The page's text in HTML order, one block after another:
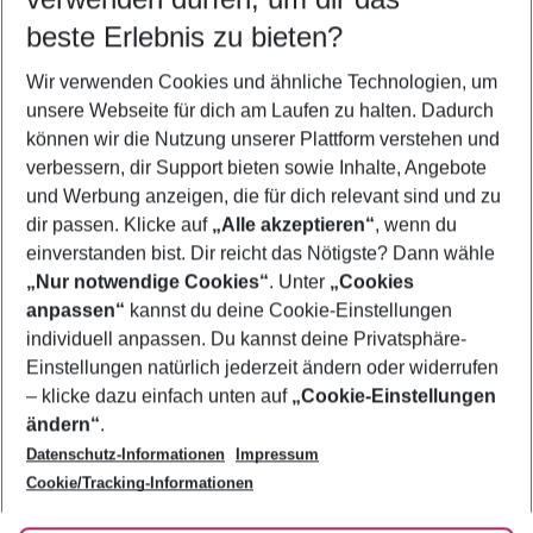
5-8 Nächte
2 Erwachsene Keine Kinder
Mehr Filter anzeigen
Footer
Footer navigation
Über uns
AGB
Bestpreisgarantie
Cookie-Einstellungen ändern
Cookie-Richtlinie
Agenturbetreuung
Barrierefreies Reisen
Folge uns
beste Erlebnis zu bieten?
Wir verwenden Cookies und ähnliche Technologien, um
unsere Webseite für dich am Laufen zu halten. Dadurch
können wir die Nutzung unserer Plattform verstehen und
verbessern, dir Support bieten sowie Inhalte, Angebote
und Werbung anzeigen, die für dich relevant sind und zu
dir passen. Klicke auf „Alle akzeptieren“, wenn du
einverstanden bist. Dir reicht das Nötigste? Dann wähle
„Nur notwendige Cookies“. Unter „Cookies
anpassen“ kannst du deine Cookie-Einstellungen
individuell anpassen. Du kannst deine Privatsphäre-
Einstellungen natürlich jederzeit ändern oder widerrufen
– klicke dazu einfach unten auf „Cookie-Einstellungen
ändern“.
Datenschutz-Informationen
Impressum
Cookie/Tracking-Informationen